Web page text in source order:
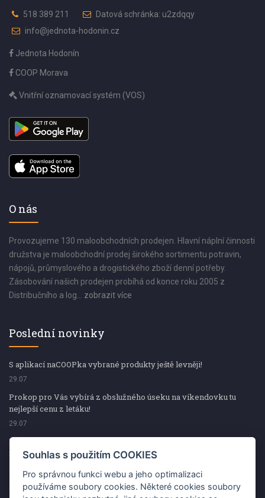
518 389 211
Datová schránka: u2zdqqy
info@jednota-hodonin.cz
Jednota Hodonín
COOP Morava
Vnitřní oznamovací systém (VOS)
O nás
Provozujeme 130 maloobchodních prodejen. Hlavní náplní činnosti
družstva je maloobchodní prodej širokého sortimentu potravin,
nápojů, průmyslového a drogistického zboží denní potřeby.
Zásobování našich prodejen probíhá od konce roku 2005 z
Distribučního a log... zobrazit více
Poslední novinky
S aplikací naCOOPka vybrané produkty ještě levněji!
29.07
Prokop pro Vás vybírá z obslužného úseku na víkendovku tu
nejlepší cenu z letáku!
29.07
Prokop pro Vás vybírá z obslužného úseku na víkendovku tu
nejlepší cenu z letáku!
Kup špekáčky od Váhaly a vyhraj s naCOOPkou sekerku Fiskars
Souhlas s použitím COOKIES
Pro správnou funkci webu a jeho optimalizaci
používáme soubory cookies. Některé cookies soubory